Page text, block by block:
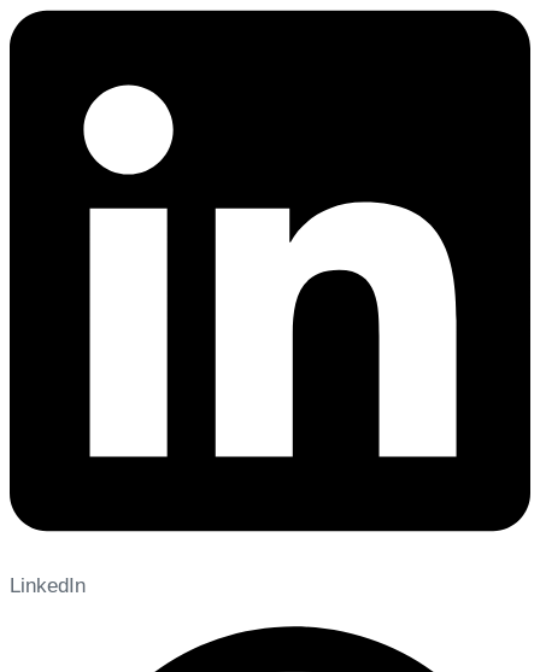
LinkedIn